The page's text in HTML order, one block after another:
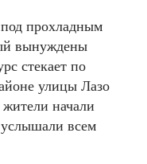
прохладным
вынуждены
стекает по
улицы Лазо
начали
услышали всем